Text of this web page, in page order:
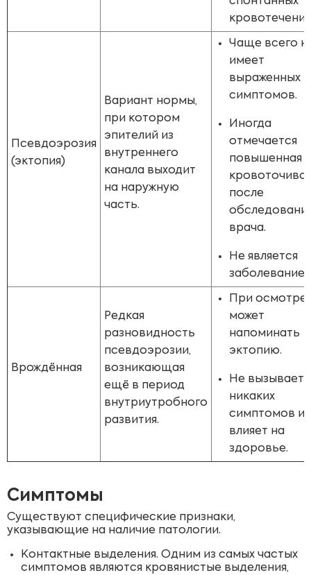
Псевдоэрозия
(эктопия)
Вариант нормы,
при котором
эпителий из
внутреннего
канала выходит
на наружную
часть.
Чаще всего
имеет
выраженных
симптомов.
Иногда
отмечается
повышенная
после
врача.
Не является
Врождённая
Редкая
разновидность
псевдоэрозии,
возникающая
ещё в период
внутриутробного
развития.
При осмотре
может
напоминать
эктопию.
Не вызывает
никаких
симптомов и
влияет на
здоровье.
Симптомы
Существуют специфические признаки,
указывающие на наличие патологии.
Контактные выделения. Одним из самых частых
симптомов являются кровянистые выделения,